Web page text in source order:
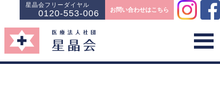
星晶会フリーダイヤル
0120-553-006 お問い合わせはこちら